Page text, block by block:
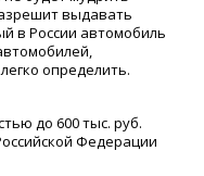
выдавать
в России автомобиль
определить.